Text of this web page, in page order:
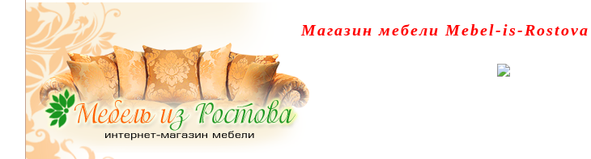
Магазин мебели Mebel-is-Rostova